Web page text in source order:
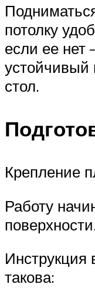
потолку
если ее нет
устойчивый
стол.
Крепление
Работу
Инструкция
такова: